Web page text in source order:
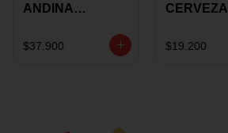
ANDINA
LATON
$37.900
CERVEZA
ROSE BBC
$19.200